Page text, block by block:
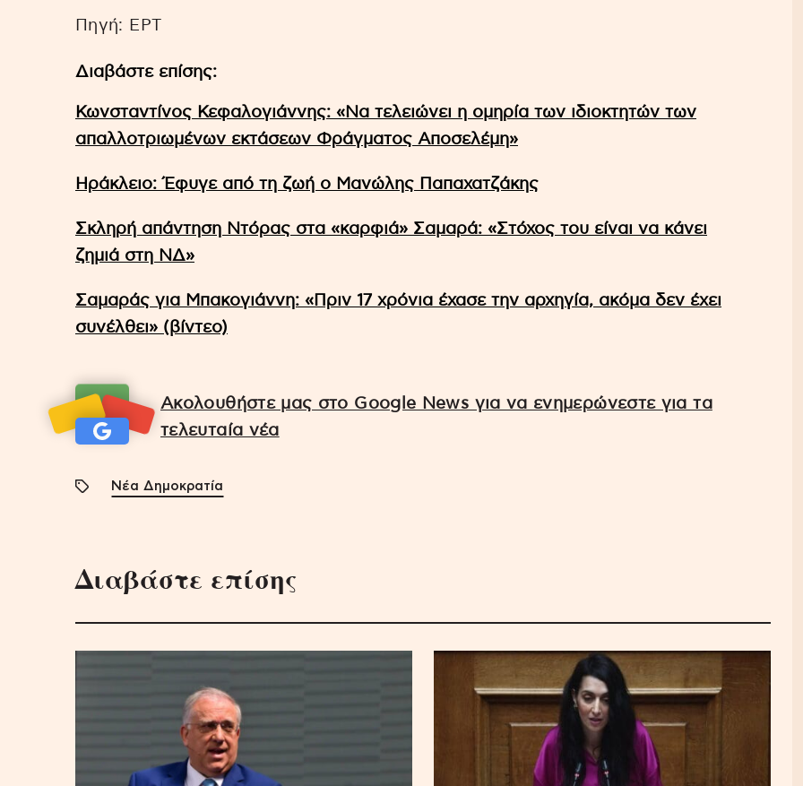
Πηγή: EΡΤ
Διαβάστε επίσης:
Κωνσταντίνος Κεφαλογιάννης: «Να τελειώνει η ομηρία των ιδιοκτητών των
απαλλοτριωμένων εκτάσεων Φράγματος Αποσελέμη»
Ηράκλειο: Έφυγε από τη ζωή ο Μανώλης Παπαχατζάκης
Σκληρή απάντηση Ντόρας στα «καρφιά» Σαμαρά: «Στόχος του είναι να κάνει
ζημιά στη ΝΔ»
Σαμαράς για Μπακογιάννη: «Πριν 17 χρόνια έχασε την αρχηγία, ακόμα δεν έχει
συνέλθει» (βίντεο)
Ακολουθήστε μας στο Google News για να ενημερώνεστε για τα
τελευταία νέα
Νέα Δημοκρατία
Διαβάστε επίσης